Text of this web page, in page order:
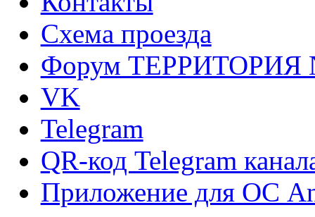
Схема проезда
Форум ТЕРРИТОРИЯ
VK
Telegram
QR-код Telegram
Приложение для ОС